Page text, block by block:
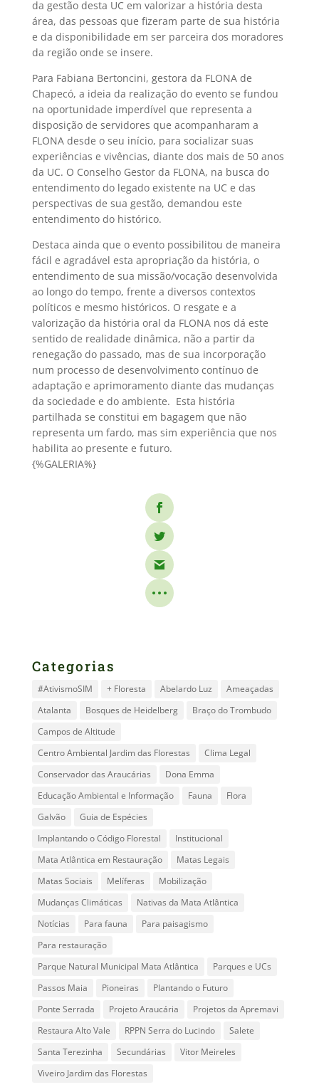
da gestão desta UC em valorizar a história desta
área, das pessoas que fizeram parte de sua história
e da disponibilidade em ser parceira dos moradores
da região onde se insere.
Para Fabiana Bertoncini, gestora da FLONA de
Chapecó, a ideia da realização do evento se fundou
na oportunidade imperdível que representa a
disposição de servidores que acompanharam a
FLONA desde o seu início, para socializar suas
experiências e vivências, diante dos mais de 50 anos
da UC. O Conselho Gestor da FLONA, na busca do
entendimento do legado existente na UC e das
perspectivas de sua gestão, demandou este
entendimento do histórico.
Destaca ainda que o evento possibilitou de maneira
fácil e agradável esta apropriação da história, o
entendimento de sua missão/vocação desenvolvida
ao longo do tempo, frente a diversos contextos
políticos e mesmo históricos. O resgate e a
valorização da história oral da FLONA nos dá este
sentido de realidade dinâmica, não a partir da
renegação do passado, mas de sua incorporação
num processo de desenvolvimento contínuo de
adaptação e aprimoramento diante das mudanças
da sociedade e do ambiente. Esta história
partilhada se constitui em bagagem que não
representa um fardo, mas sim experiência que nos
habilita ao presente e futuro.
{%GALERIA%}
Categorias
#AtivismoSIM + Floresta Abelardo Luz
Ameaçadas
Atalanta
Bosques de Heidelberg
Braço do Trombudo
Campos de Altitude
Centro Ambiental Jardim das Florestas
Clima Legal
Conservador das Araucárias
Dona Emma
Educação Ambiental e Informação
Fauna
Flora
Galvão
Guia de Espécies
Implantando o Código Florestal
Institucional
Mata Atlântica em Restauração
Matas Legais
Matas Sociais
Melíferas
Mobilização
Mudanças Climáticas
Nativas da Mata Atlântica
Notícias
Para fauna
Para paisagismo
Para restauração
Parque Natural Municipal Mata Atlântica
Parques e UCs
Passos Maia
Pioneiras
Plantando o Futuro
Ponte Serrada
Projeto Araucária
Projetos da Apremavi
Restaura Alto Vale
RPPN Serra do Lucindo
Salete
Santa Terezinha
Secundárias
Vitor Meireles
Viveiro Jardim das Florestas